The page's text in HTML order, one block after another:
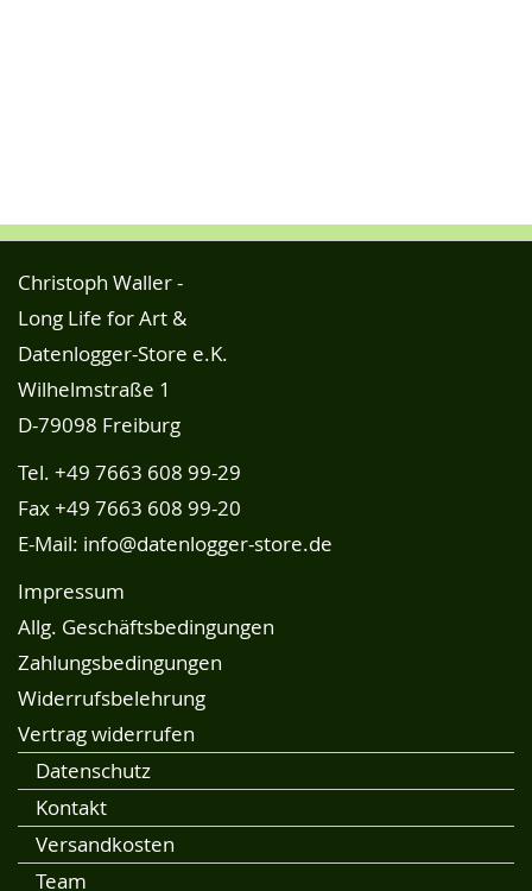
Christoph Waller -
Long Life for Art &
Datenlogger-Store e.K.
Wilhelmstraße 1
D-79098 Freiburg
Tel. +49 7663 608 99-29
Fax +49 7663 608 99-20
E-Mail: info@datenlogger-store.de
Impressum
Allg. Geschäftsbedingungen
Zahlungsbedingungen
Widerrufsbelehrung
Vertrag widerrufen
Datenschutz
Kontakt
Versandkosten
Team